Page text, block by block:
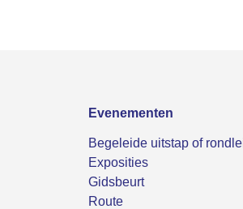
Evenementen
Begeleide uitstap of
Exposities
Gidsbeurt
Route